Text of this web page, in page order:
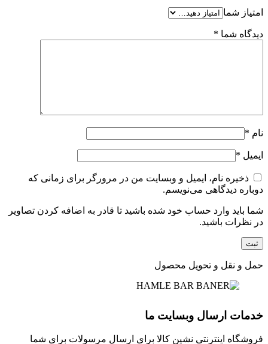
امتیاز شما
دیدگاه شما *
نام *
ایمیل *
ذخیره نام، ایمیل و وبسایت من در مرورگر برای زمانی که
دوباره دیدگاهی می‌نویسم.
شما باید وارد حساب خود شده باشید تا قادر به اضافه کردن تصاویر
در نظرات باشید.
حمل و نقل و تحویل محصول
خدمات ارسال وبسایت ما
فروشگاه اینترنتی نشین کالا برای ارسال مرسولات برای شما